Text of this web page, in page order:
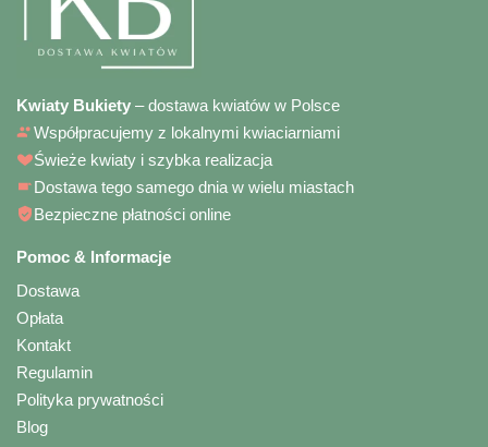
Kwiaty Bukiety – dostawa kwiatów w Polsce
Współpracujemy z lokalnymi kwiaciarniami
Świeże kwiaty i szybka realizacja
Dostawa tego samego dnia w wielu miastach
Bezpieczne płatności online
Pomoc & Informacje
Dostawa
Opłata
Kontakt
Regulamin
Polityka prywatności
Blog